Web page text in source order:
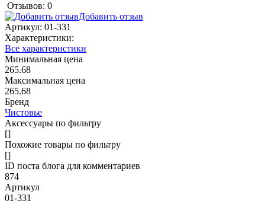
Отзывов: 0
Добавить отзыв
Артикул: 01-331
Характеристики:
Все характеристики
Минимальная цена
265.68
Максимальная цена
265.68
Бренд
Чистовье
Аксессуары по фильтру
[]
Похожие товары по фильтру
[]
ID поста блога для комментариев
874
Артикул
01-331